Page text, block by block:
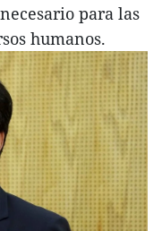
para las
humanos.